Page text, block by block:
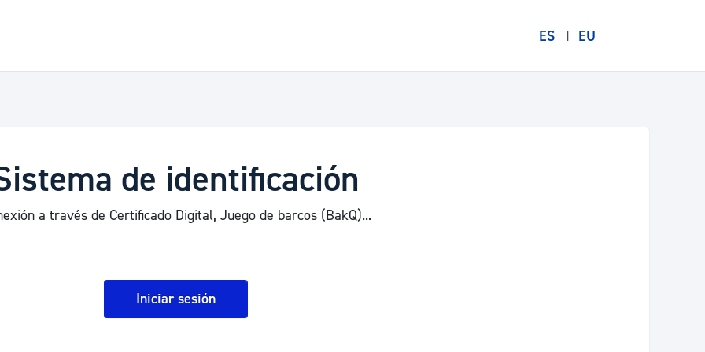
ES EU
de identificación
a través de Certificado Digital, Juego de barcos (BakQ)...
Iniciar sesión